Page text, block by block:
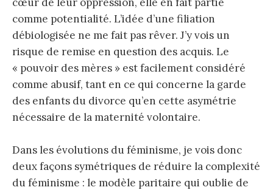
comme potentialité. L’idée d’une filiation
débiologisée ne me fait pas rêver. J’y vois un
risque de remise en question des acquis. Le
« pouvoir des mères » est facilement considéré
comme abusif, tant en ce qui concerne la garde
des enfants du divorce qu’en cette asymétrie
nécessaire de la maternité volontaire.
Dans les évolutions du féminisme, je vois donc
deux façons symétriques de réduire la complexité
du féminisme : le modèle paritaire qui oublie de